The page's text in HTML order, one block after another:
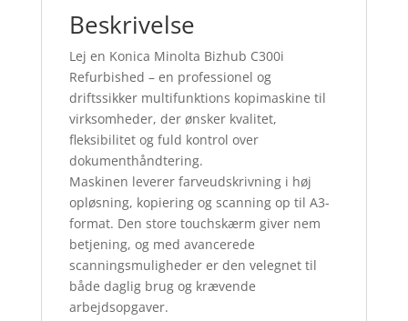
Beskrivelse
Lej en Konica Minolta Bizhub C300i
Refurbished – en professionel og
driftssikker multifunktions kopimaskine til
virksomheder, der ønsker kvalitet,
fleksibilitet og fuld kontrol over
dokumenthåndtering.
Maskinen leverer farveudskrivning i høj
opløsning, kopiering og scanning op til A3-
format. Den store touchskærm giver nem
betjening, og med avancerede
scanningsmuligheder er den velegnet til
både daglig brug og krævende
arbejdsopgaver.